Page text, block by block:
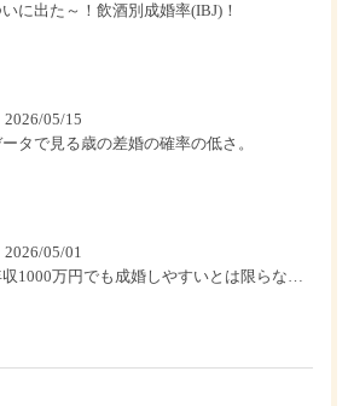
に出た～！飲酒別成婚率(IBJ)！
2026/05/15
タで見る歳の差婚の確率の低さ。
2026/05/01